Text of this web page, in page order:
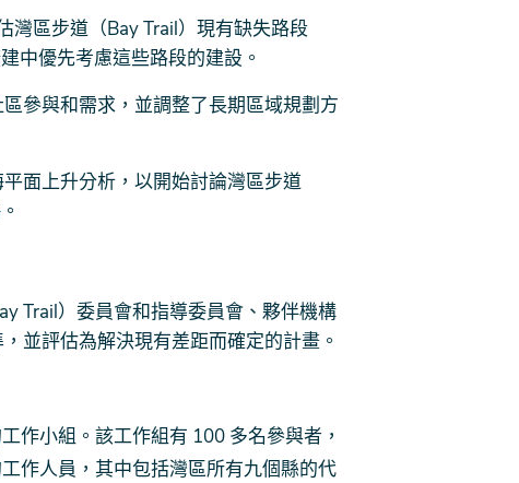
灣區步道（Bay Trail）現有缺失路段
中優先考慮這些路段的建設。
參與和需求，並調整了長期區域規劃方
面上升分析，以開始討論灣區步道
Trail）委員會和指導委員會、夥伴機構
並評估為解決現有差距而確定的計畫。
作小組。該工作組有 100 多名參與者，
作人員，其中包括灣區所有九個縣的代